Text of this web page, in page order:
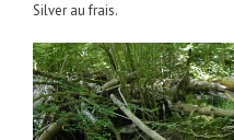
Silver au frais.